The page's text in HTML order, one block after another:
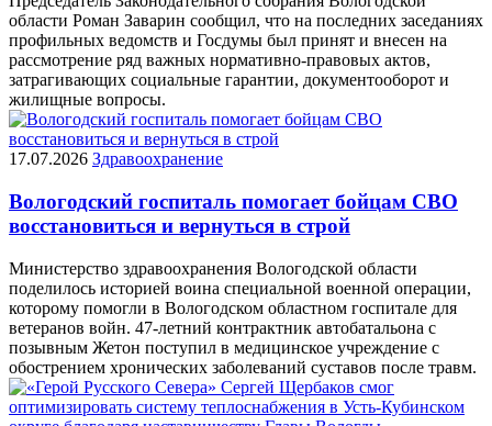
области Роман Заварин сообщил, что на последних заседаниях
профильных ведомств и Госдумы был принят и внесен на
рассмотрение ряд важных нормативно-правовых актов,
затрагивающих социальные гарантии, документооборот и
жилищные вопросы.
17.07.2026 Здравоохранение
Вологодский госпиталь помогает бойцам СВО
восстановиться и вернуться в строй
Министерство здравоохранения Вологодской области
поделилось историей воина специальной военной операции,
которому помогли в Вологодском областном госпитале для
ветеранов войн. 47-летний контрактник автобатальона с
позывным Жетон поступил в медицинское учреждение с
обострением хронических заболеваний суставов после травм.